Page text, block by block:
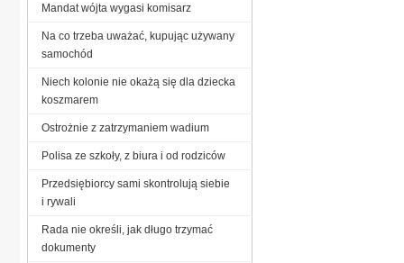
Mandat wójta wygasi komisarz
Na co trzeba uważać, kupując używany
samochód
Niech kolonie nie okażą się dla dziecka
koszmarem
Ostrożnie z zatrzymaniem wadium
Polisa ze szkoły, z biura i od rodziców
Przedsiębiorcy sami skontrolują siebie
i rywali
Rada nie określi, jak długo trzymać
dokumenty